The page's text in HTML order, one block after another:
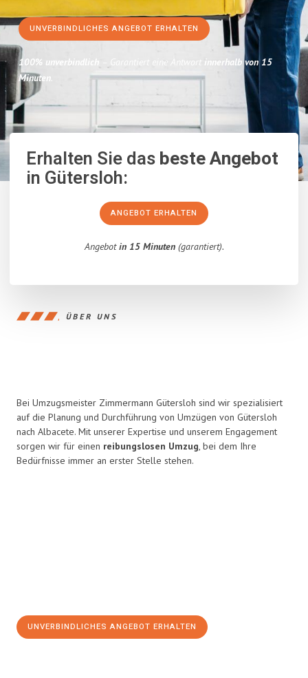
UNVERBINDLICHES ANGEBOT ERHALTEN
100% unverbindlich – Garantiert eine Antwort innerhalb von 15
Minuten.
Erhalten Sie dasbeste Angebot
in Gütersloh:
ANGEBOT ERHALTEN
Angebotin 15 Minuten(garantiert).
ÜBER UNS
Bei Umzugsmeister Zimmermann Gütersloh sind wir spezialisiert
auf die Planung und Durchführung von Umzügen von Gütersloh
nach Albacete. Mit unserer Expertise und unserem Engagement
sorgen wir für einen reibungslosen Umzug, bei dem Ihre
Bedürfnisse immer an erster Stelle stehen.
UNVERBINDLICHES ANGEBOT ERHALTEN